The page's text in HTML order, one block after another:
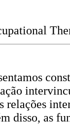
relações
disso, as